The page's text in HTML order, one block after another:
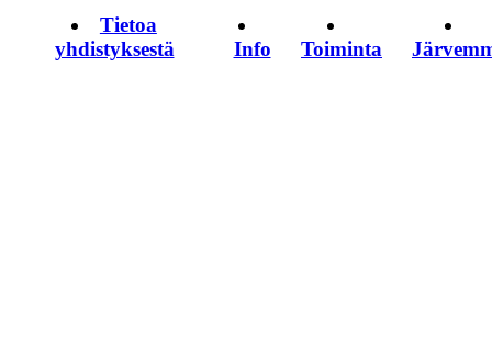
Tietoa
yhdistyksestä
Info Toiminta